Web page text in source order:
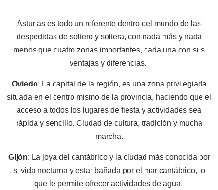
Asturias es todo un referente dentro del mundo de las
despedidas de soltero y soltera, con nada más y nada
menos que cuatro zonas importantes, cada una con sus
ventajas y diferencias.
Oviedo: La capital de la región, es una zona privilegiada
situada en el centro mismo de la provincia, haciendo que el
acceso a todos los lugares de fiesta y actividades sea
rápida y sencillo. Ciudad de cultura, tradición y mucha
marcha.
Gijón: La joya del cantábrico y la ciudad más conocida por
si vida nocturna y estar bañada por el mar cantábrico, lo
que le permite ofrecer actividades de agua.